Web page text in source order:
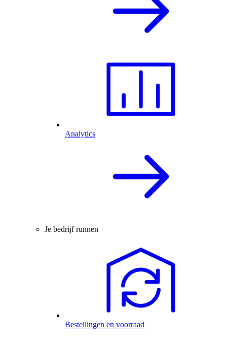
Analytics
Je bedrijf runnen
Bestellingen en voorraad